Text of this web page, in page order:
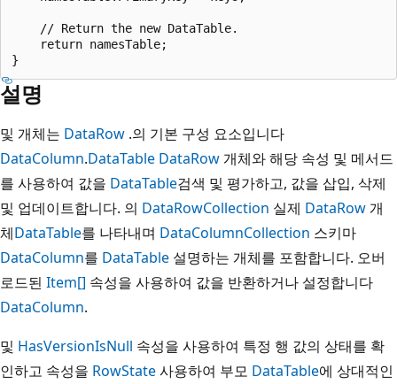
    // Return the new DataTable.
    return namesTable;
설명
및 개체는 DataRow .의 기본 구성 요소입니다
DataColumn.DataTable DataRow 개체와 해당 속성 및 메서드
를 사용하여 값을 DataTable검색 및 평가하고, 값을 삽입, 삭제
및 업데이트합니다. 의 DataRowCollection 실제 DataRow 개
체DataTable를 나타내며 DataColumnCollection 스키마
DataColumn를 DataTable 설명하는 개체를 포함합니다. 오버
로드된 Item[] 속성을 사용하여 값을 반환하거나 설정합니다
DataColumn.
및 HasVersionIsNull 속성을 사용하여 특정 행 값의 상태를 확
인하고 속성을 RowState사용하여 부모 DataTable에 상대적인